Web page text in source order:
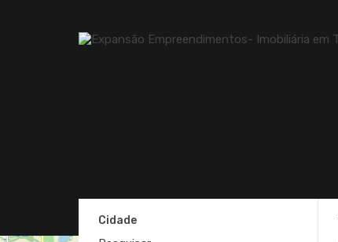
Cidade